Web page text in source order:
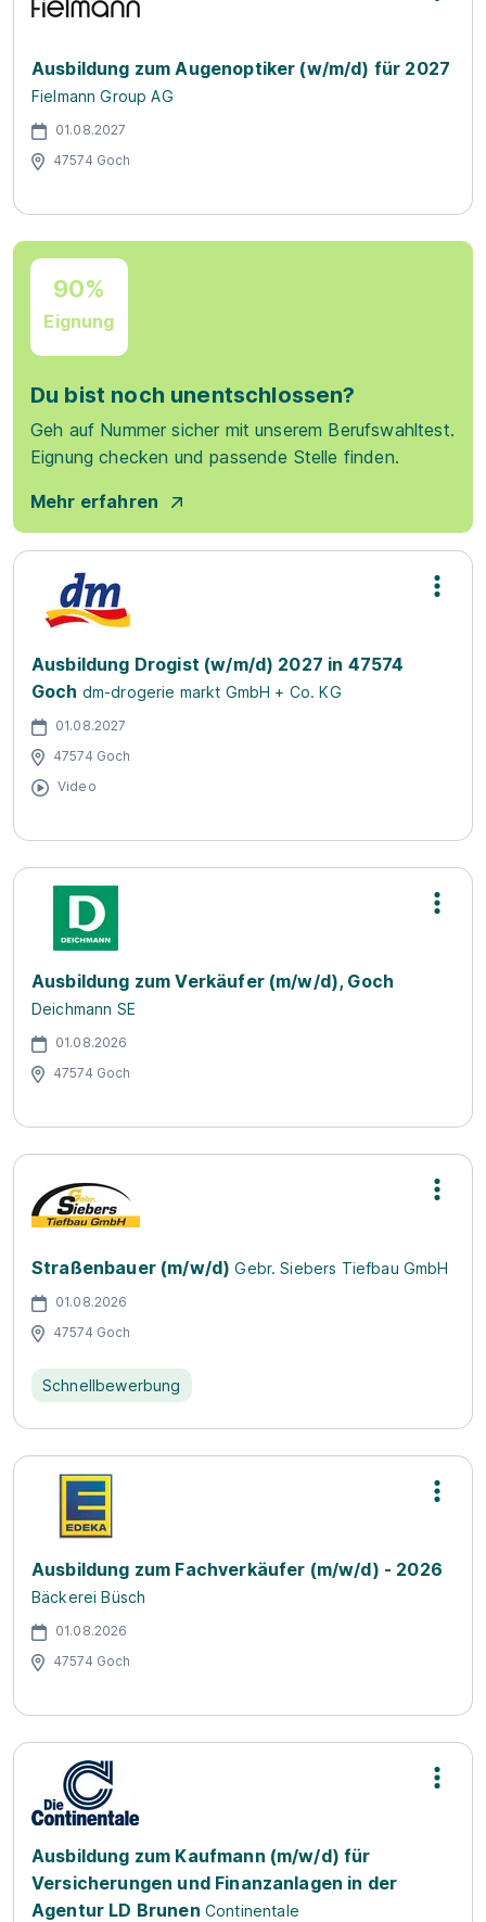
Ausbildung zum Augenoptiker (w/m/d) für 2027
Fielmann Group AG
01.08.2027
47574 Goch
90%
Eignung
Du bist noch unentschlossen?
Geh auf Nummer sicher mit unserem Berufswahltest.
Eignung checken und passende Stelle finden.
Mehr erfahren
Ausbildung Drogist (w/m/d) 2027 in 47574
Goch dm-drogerie markt GmbH + Co. KG
01.08.2027
47574 Goch
Video
Ausbildung zum Verkäufer (m/w/d), Goch
Deichmann SE
01.08.2026
47574 Goch
Straßenbauer (m/w/d) Gebr. Siebers Tiefbau GmbH
01.08.2026
47574 Goch
Schnellbewerbung
Ausbildung zum Fachverkäufer (m/w/d) - 2026
Bäckerei Büsch
01.08.2026
47574 Goch
Ausbildung zum Kaufmann (m/w/d) für
Versicherungen und Finanzanlagen in der
Agentur LD Brunen Continentale